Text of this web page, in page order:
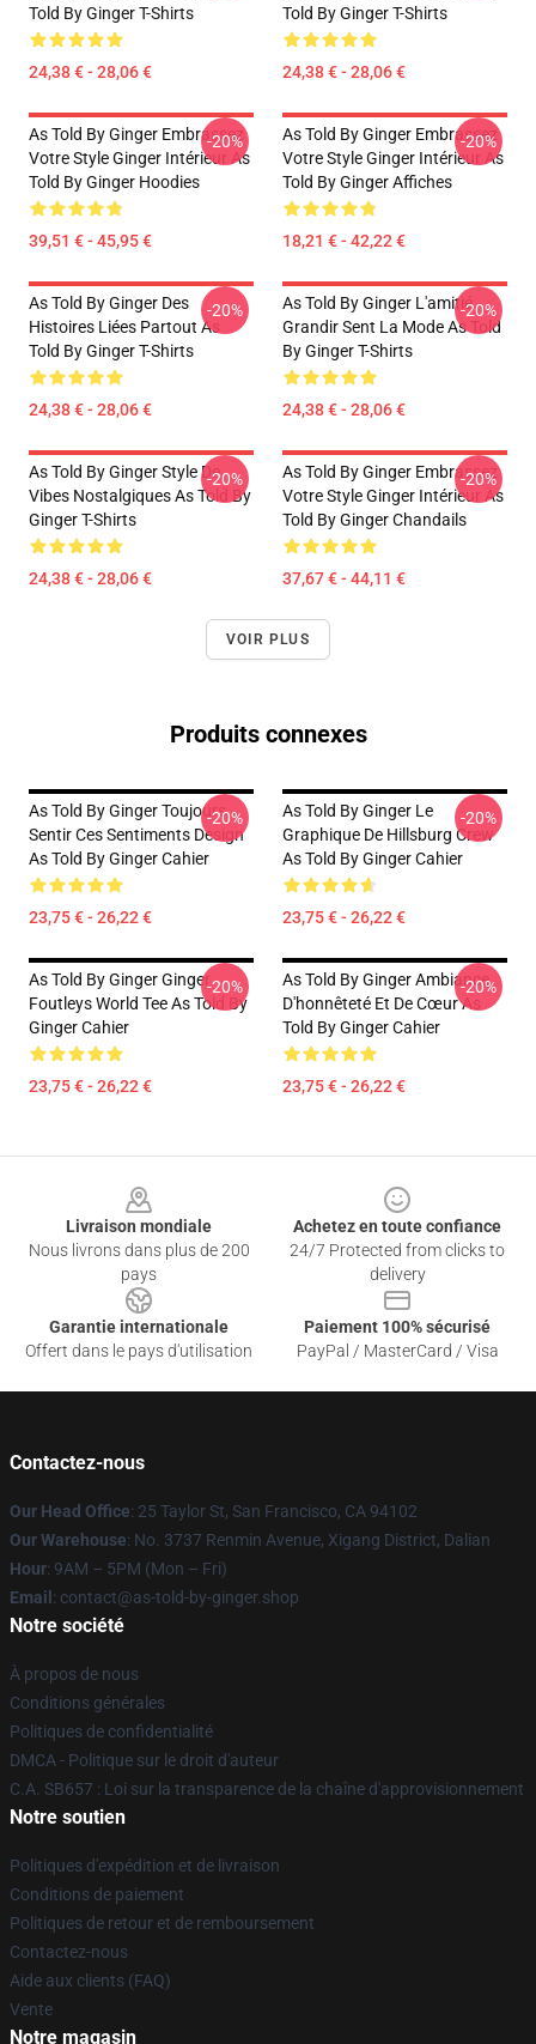
Told By Ginger T-Shirts
24,38 € - 28,06 €
Told By Ginger T-Shirts
24,38 € - 28,06 €
As Told By Ginger Embrassez
Votre Style Ginger Intérieur As
Told By Ginger Hoodies
39,51 € - 45,95 €
-20%
As Told By Ginger Embrassez
Votre Style Ginger Intérieur As
Told By Ginger Affiches
18,21 € - 42,22 €
-20%
As Told By Ginger Des
Histoires Liées Partout As
Told By Ginger T-Shirts
24,38 € - 28,06 €
-20%
As Told By Ginger L'amitié
Grandir Sent La Mode As Told
By Ginger T-Shirts
24,38 € - 28,06 €
-20%
As Told By Ginger Style De
Vibes Nostalgiques As Told By
Ginger T-Shirts
24,38 € - 28,06 €
-20%
As Told By Ginger Embrassez
Votre Style Ginger Intérieur As
Told By Ginger Chandails
37,67 € - 44,11 €
-20%
VOIR PLUS
Produits connexes
As Told By Ginger Toujours
Sentir Ces Sentiments Design
As Told By Ginger Cahier
23,75 € - 26,22 €
-20%
As Told By Ginger Le
Graphique De Hillsburg Crew
As Told By Ginger Cahier
23,75 € - 26,22 €
-20%
As Told By Ginger Ginger
Foutleys World Tee As Told By
Ginger Cahier
23,75 € - 26,22 €
-20%
As Told By Ginger Ambiance
D'honnêteté Et De Cœur As
Told By Ginger Cahier
23,75 € - 26,22 €
-20%
Livraison mondiale
Nous livrons dans plus de 200
pays
Achetez en toute confiance
24/7 Protected from clicks to
delivery
Garantie internationale
Offert dans le pays d'utilisation
Paiement 100% sécurisé
PayPal / MasterCard / Visa
Contactez-nous
Our Head Office: 25 Taylor St, San Francisco, CA 94102
Our Warehouse: No. 3737 Renmin Avenue, Xigang District, Dalian
Hour: 9AM – 5PM (Mon – Fri)
Email : contact@as-told-by-ginger.shop
Notre société
À propos de nous
Conditions générales
Politiques de confidentialité
DMCA - Politique sur le droit d'auteur
C.A. SB657 : Loi sur la transparence de la chaîne d'approvisionnement
Notre soutien
Politiques d'expédition et de livraison
Conditions de paiement
Politiques de retour et de remboursement
Contactez-nous
Aide aux clients (FAQ)
Vente
Notre magasin